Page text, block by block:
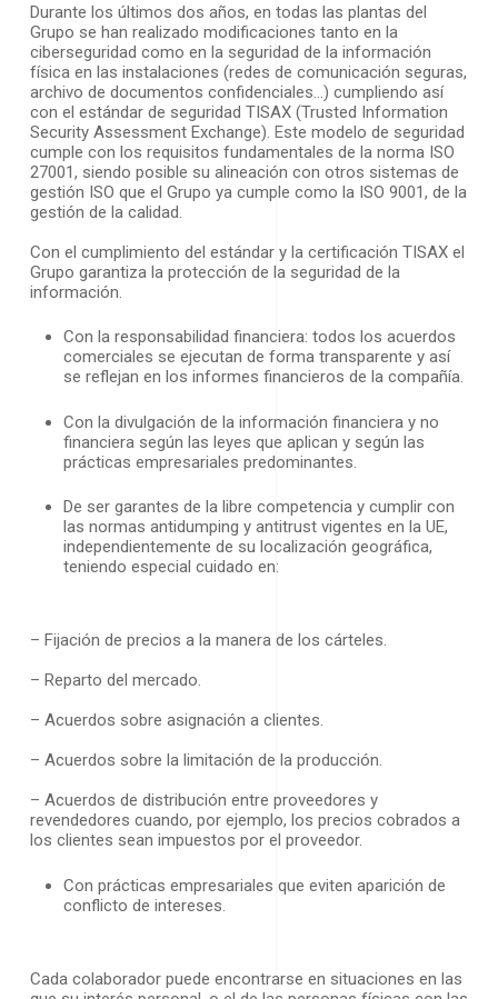
Durante los últimos dos años, en todas las plantas del
Grupo se han realizado modificaciones tanto en la
ciberseguridad como en la seguridad de la información
física en las instalaciones (redes de comunicación seguras,
archivo de documentos confidenciales…) cumpliendo así
con el estándar de seguridad TISAX (Trusted Information
Security Assessment Exchange). Este modelo de seguridad
cumple con los requisitos fundamentales de la norma ISO
27001, siendo posible su alineación con otros sistemas de
gestión ISO que el Grupo ya cumple como la ISO 9001, de la
gestión de la calidad.
Con el cumplimiento del estándar y la certificación TISAX el
Grupo garantiza la protección de la seguridad de la
información.
Con la responsabilidad financiera: todos los acuerdos
comerciales se ejecutan de forma transparente y así
se reflejan en los informes financieros de la compañía.
Con la divulgación de la información financiera y no
financiera según las leyes que aplican y según las
prácticas empresariales predominantes.
De ser garantes de la libre competencia y cumplir con
las normas antidumping y antitrust vigentes en la UE,
independientemente de su localización geográfica,
teniendo especial cuidado en:
– Fijación de precios a la manera de los cárteles.
– Reparto del mercado.
– Acuerdos sobre asignación a clientes.
– Acuerdos sobre la limitación de la producción.
– Acuerdos de distribución entre proveedores y
revendedores cuando, por ejemplo, los precios cobrados a
los clientes sean impuestos por el proveedor.
Con prácticas empresariales que eviten aparición de
conflicto de intereses.
Cada colaborador puede encontrarse en situaciones en las